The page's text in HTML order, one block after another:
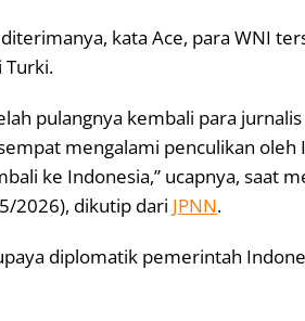
kata Ace, para WNI
Turki.
pulangnya kembali para
mengalami penculikan oleh
ke Indonesia,” ucapnya, saat
2026), dikutip dari JPNN.
diplomatik pemerintah